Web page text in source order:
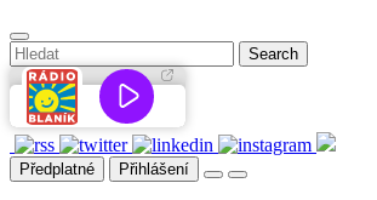
Předplatné Přihlášení